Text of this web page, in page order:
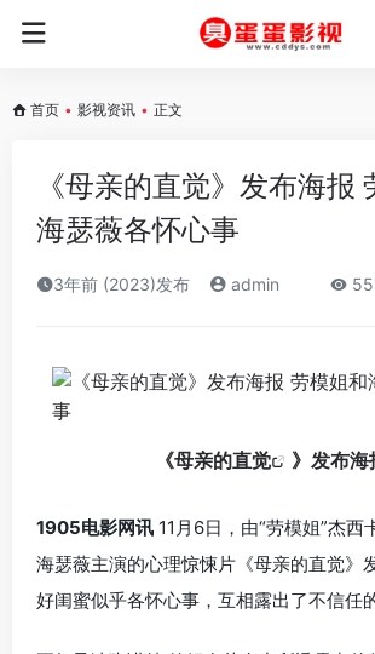
首页 • 影视资讯 • 正文
《母亲的直觉》发布海报
海瑟薇各怀心事
3年前 (2023)发布 admin
《母亲的直觉 》发布海
1905电影网讯 11月6日，由“劳模姐”杰西
海瑟薇主演的心理惊悚片《母亲的直觉》
好闺蜜似乎各怀心事，互相露出了不信任